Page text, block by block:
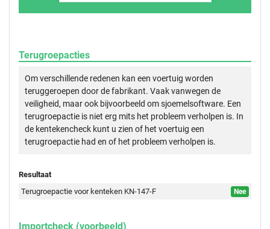
Terugroepacties
Om verschillende redenen kan een voertuig worden
teruggeroepen door de fabrikant. Vaak vanwegen de
veiligheid, maar ook bijvoorbeeld om sjoemelsoftware. Een
terugroepactie is niet erg mits het probleem verholpen is. In
de kentekencheck kunt u zien of het voertuig een
terugroepactie had en of het probleem verholpen is.
Resultaat
Terugroepactie voor kenteken KN-147-F
Nee
Importcheck (voorbeeld)